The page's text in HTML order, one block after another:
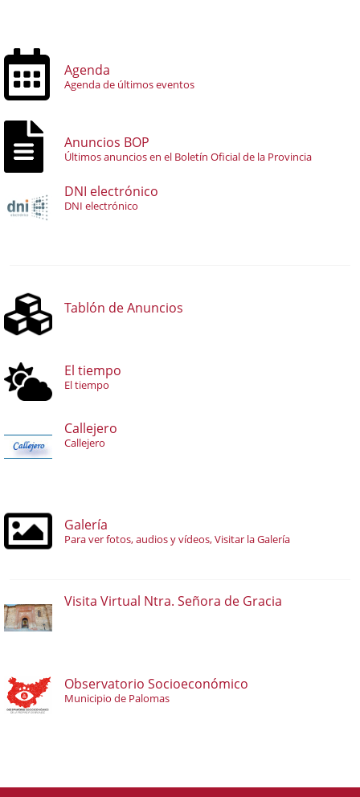
Agenda
Agenda de últimos eventos
Anuncios BOP
Últimos anuncios en el Boletín Oficial de la Provincia
DNI electrónico
DNI electrónico
Tablón de Anuncios
El tiempo
El tiempo
Callejero
Callejero
Galería
Para ver fotos, audios y vídeos, Visitar la Galería
Visita Virtual Ntra. Señora de Gracia
Observatorio Socioeconómico
Municipio de Palomas